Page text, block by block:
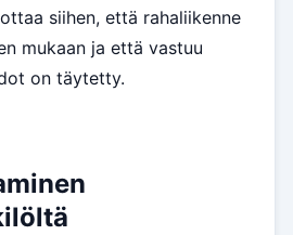
siihen, että rahaliikenne
mukaan ja että vastuu
on täytetty.